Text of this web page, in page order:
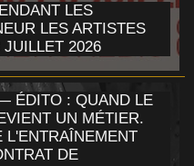
LES
LES ARTISTES
2026
ÉDITO : QUAND LE
UN MÉTIER.
L'ENTRAÎNEMENT
DE